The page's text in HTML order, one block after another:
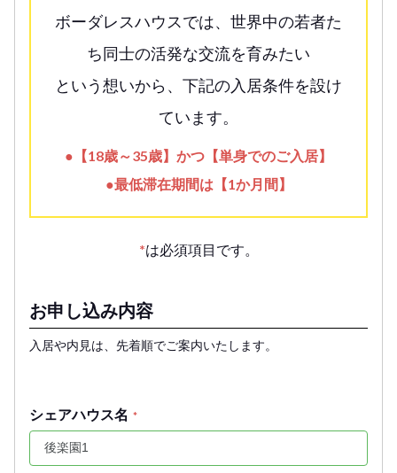
ボーダレスハウスでは、世界中の若者た
ち同士の活発な交流を育みたい
という想いから、下記の入居条件を設け
ています。
●【18歳～35歳】かつ【単身でのご入居】
●最低滞在期間は【1か月間】
*は必須項目です。
お申し込み内容
入居や内見は、先着順でご案内いたします。
シェアハウス名 *